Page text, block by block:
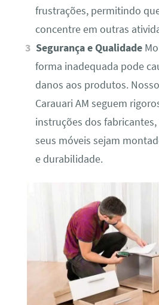
frustrações, permitindo
concentre em outras
Segurança e Qualidade
forma inadequada pode
danos aos produtos.
Carauari AM seguem
instruções dos
seus móveis sejam
e durabilidade.